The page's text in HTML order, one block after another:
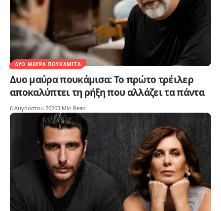
ΔΥΟ ΜΑΎΡΑ ΠΟΥΚΆΜΙΣΑ
Δυο μαύρα πουκάμισα: Το πρώτο τρέιλερ
αποκαλύπτει τη ρήξη που αλλάζει τα πάντα
6 Αυγούστου 20263 Min Read